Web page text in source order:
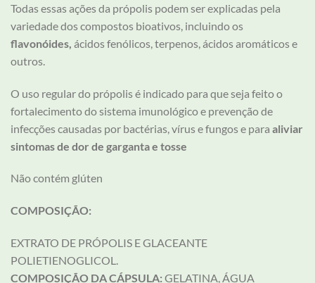
Todas essas ações da própolis podem ser explicadas pela
variedade dos compostos bioativos, incluindo os
flavonóides, ácidos fenólicos, terpenos, ácidos aromáticos e
outros. ⠀
O uso regular do própolis é indicado para que seja feito o
fortalecimento do sistema imunológico e prevenção de
infecções causadas por bactérias, vírus e fungos e para aliviar
sintomas de dor de garganta e tosse
Não contém glúten
COMPOSIÇÃO:
EXTRATO DE PRÓPOLIS E GLACEANTE
POLIETIENOGLICOL.
COMPOSIÇÃO DA CÁPSULA: GELATINA, ÁGUA